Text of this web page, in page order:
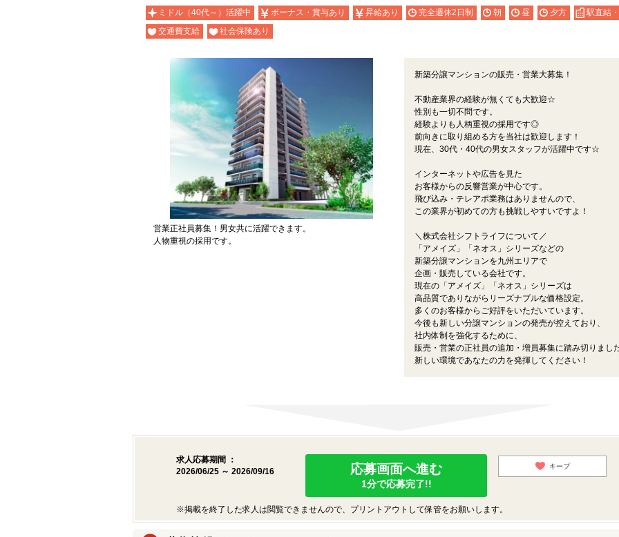
ミドル（40代～）活躍中 ボーナス・賞与あり 昇給あり 完全週休2日制 朝 昼 夕方
駅直結
交通費支給
社会保険あり
営業正社員募集！男女共に活躍できます。
人物重視の採用です。
新築分譲マンションの販売・営業大募集！
不動産業界の経験が無くても大歓迎☆
性別も一切不問です。
経験よりも人柄重視の採用です◎
前向きに取り組める方を当社は歓迎します！
現在、30代・40代の男女スタッフが活躍中です☆
インターネットや広告を見た
お客様からの反響営業が中心です。
飛び込み・テレアポ業務はありませんので、
この業界が初めての方も挑戦しやすいですよ！
＼株式会社シフトライフについて／
「アメイズ」「ネオス」シリーズなどの
新築分譲マンションを九州エリアで
企画・販売している会社です。
現在の「アメイズ」「ネオス」シリーズは
高品質でありながらリーズナブルな価格設定。
多くのお客様からご好評をいただいています。
今後も新しい分譲マンションの発売が控えており、
社内体制を強化するために、
販売・営業の正社員の追加・増員募集に踏み切りまし
新しい環境であなたの力を発揮してください！
求人応募期間 ：
2026/06/25 ～ 2026/09/16
応募画面へ進む
1分で応募完了!!
キープ
※掲載を終了した求人は閲覧できませんので、プリントアウトして保管をお願いします。